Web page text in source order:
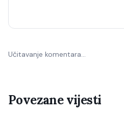
Učitavanje komentara…
Povezane vijesti